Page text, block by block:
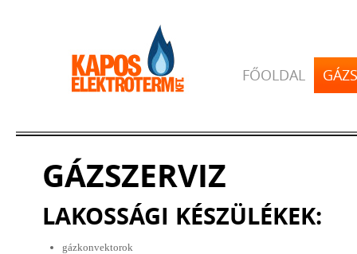
FŐOLDAL
GÁZSZERVIZ
LAKOSSÁGI KÉSZÜLÉKEK:
gázkonvektorok